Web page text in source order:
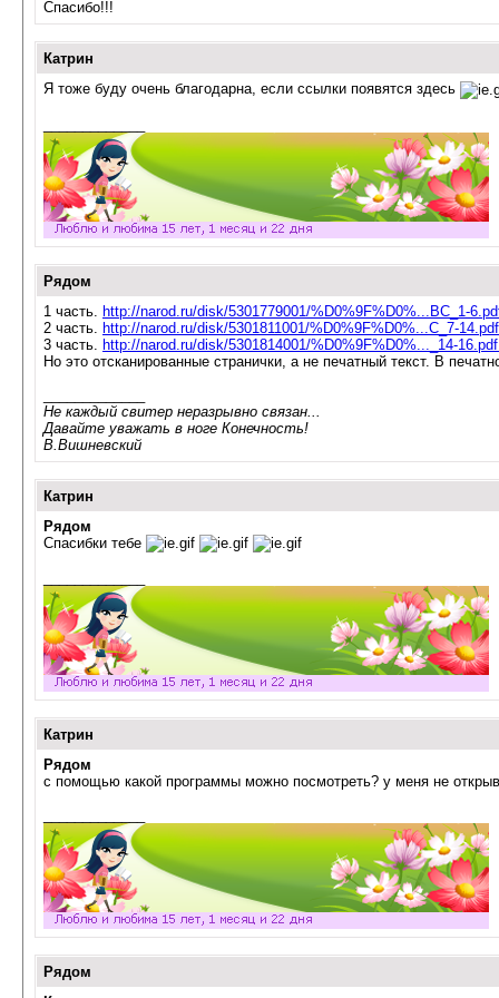
Спасибо!!!
Катрин
Я тоже буду очень благодарна, если ссылки появятся здесь
Рядом
1 часть. http://narod.ru/disk/5301779001/%D0%9F%D0%...BC_1-
2 часть. http://narod.ru/disk/5301811001/%D0%9F%D0%...C_7-
3 часть. http://narod.ru/disk/5301814001/%D0%9F%D0%..._14-
Но это отсканированные странички, а не печатный текст. В
Не каждый свитер неразрывно связан...
Давайте уважать в ноге Конечность!
В.Вишневский
Катрин
Рядом
Спасибки тебе
Катрин
Рядом
с помощью какой программы можно посмотреть? у меня не
Рядом